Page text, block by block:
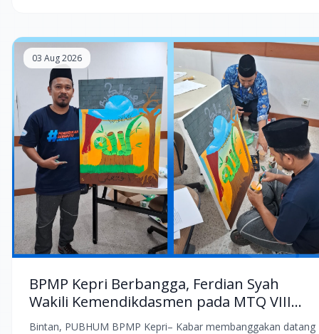
03 Aug 2026
BPMP Kepri Berbangga, Ferdian Syah
Wakili Kemendikdasmen pada MTQ VIII
KORPRI Tingkat Nasional
Bintan, PUBHUM BPMP Kepri– Kabar membanggakan datang